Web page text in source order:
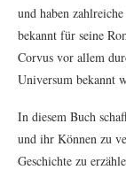
und haben
bekannt für seine
Corvus vor allem
Universum bekannt
In diesem Buch
und ihr Können zu
Geschichte zu